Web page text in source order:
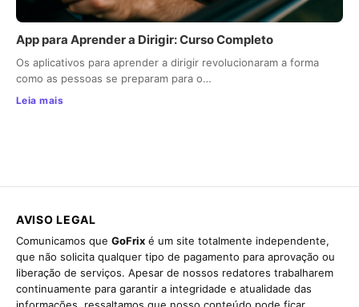
App para Aprender a Dirigir: Curso Completo
Os aplicativos para aprender a dirigir revolucionaram a forma
como as pessoas se preparam para o…
Leia mais
AVISO LEGAL
Comunicamos que GoFrix é um site totalmente independente,
que não solicita qualquer tipo de pagamento para aprovação ou
liberação de serviços. Apesar de nossos redatores trabalharem
continuamente para garantir a integridade e atualidade das